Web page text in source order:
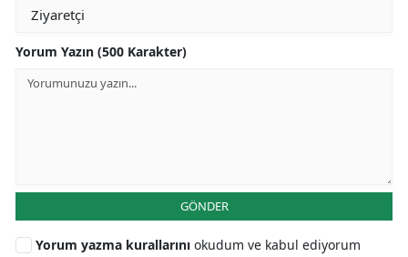
Yorum Yazın (500 Karakter)
GÖNDER
Yorum yazma kurallarını okudum ve kabul ediyorum